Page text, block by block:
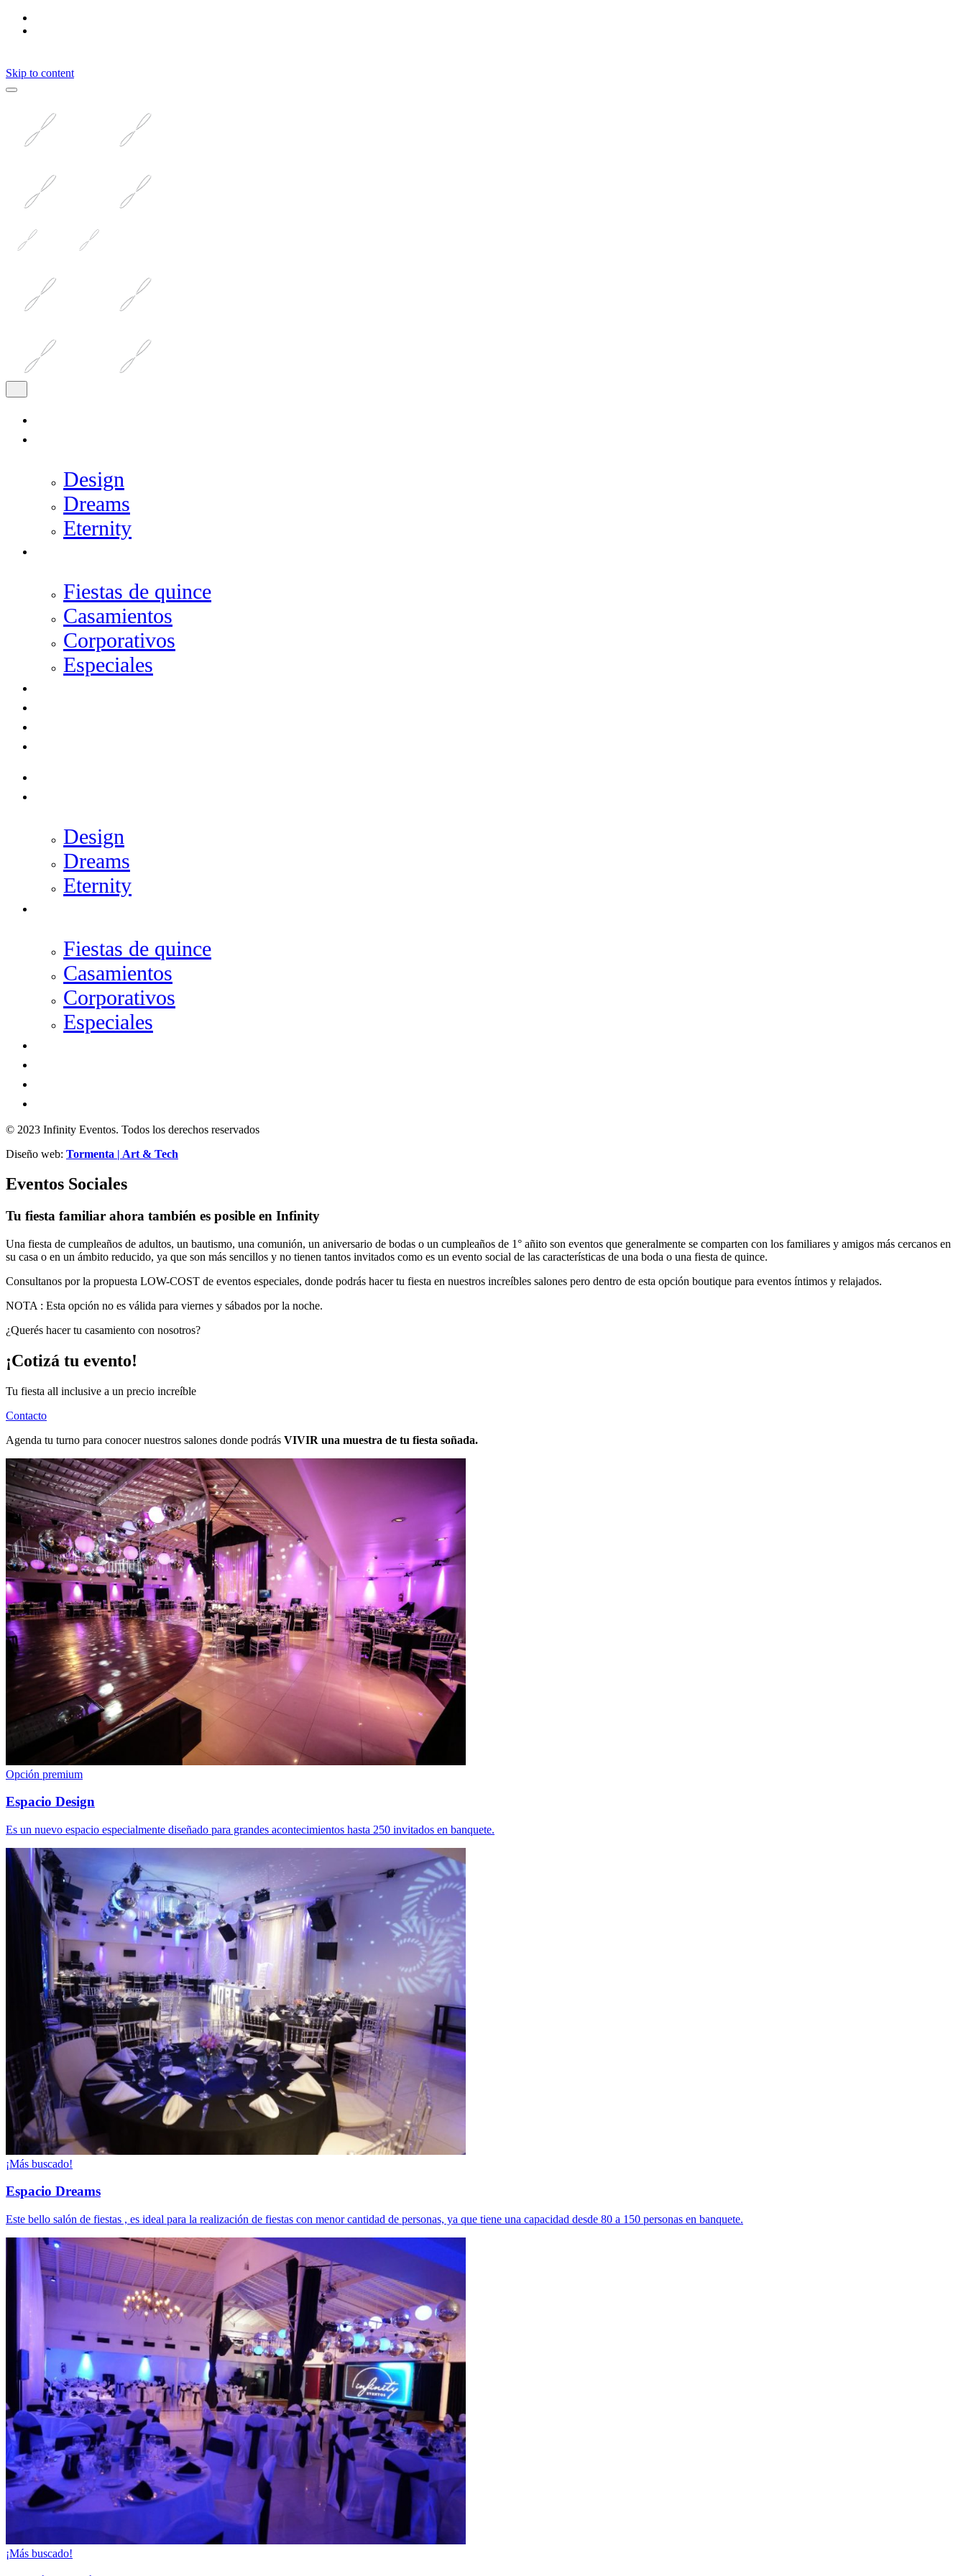
Skip to content
Design
Dreams
Eternity
Fiestas de quince
Casamientos
Corporativos
Especiales
Design
Dreams
Eternity
Fiestas de quince
Casamientos
Corporativos
Especiales
© 2023 Infinity Eventos. Todos los derechos reservados
Diseño web: Tormenta | Art & Tech
Eventos Sociales
Tu fiesta familiar ahora también es posible en Infinity
Una fiesta de cumpleaños de adultos, un bautismo, una comunión, un aniversario de bodas o un cumpleaños de 1° añito son eventos que generalmente se comparten con los familiares y amigos más cercanos en
su casa o en un ámbito reducido, ya que son más sencillos y no tienen tantos invitados como es un evento social de las características de una boda o una fiesta de quince.
Consultanos por la propuesta LOW-COST de eventos especiales, donde podrás hacer tu fiesta en nuestros increíbles salones pero dentro de esta opción boutique para eventos íntimos y relajados.
NOTA : Esta opción no es válida para viernes y sábados por la noche.
¿Querés hacer tu casamiento con nosotros?
¡Cotizá tu evento!
Tu fiesta all inclusive a un precio increíble
Contacto
Agenda tu turno para conocer nuestros salones donde podrás VIVIR una muestra de tu fiesta soñada.
Opción premium
Espacio Design
Es un nuevo espacio especialmente diseñado para grandes acontecimientos hasta 250 invitados en banquete.
¡Más buscado!
Espacio Dreams
Este bello salón de fiestas , es ideal para la realización de fiestas con menor cantidad de personas, ya que tiene una capacidad desde 80 a 150 personas en banquete.
¡Más buscado!